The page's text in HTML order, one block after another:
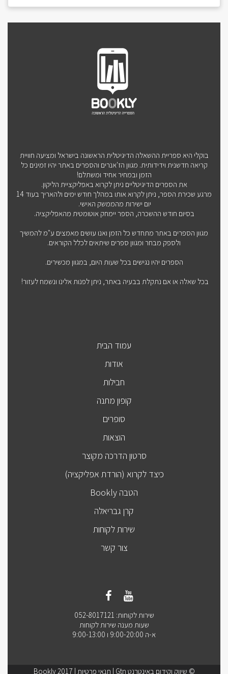
בוקלי היא ספריית ההשאלה הדיגיטלית הראשונה בישראל ומציעה חוויית
קריאה חדשנית וידידותית. מגוון הז'אנרים והספרים באתר יהיו זמינים כל
הזמן ובמחיר אחיד ומשתלם!
את הספרים הדיגיטליים ניתן לקרוא באפליקציית הליקון.
מרגע שכירת הספר, ניתן לקרוא אותו במהלך חודש ימים ולהאריך בעוד 14
יום ישירות מהממשק האישי.
בסיום חודש ההשכרה, הספר יימחק אוטומטית מהאפליקציה.
מגוון הספרים באתר מתחדש כל הזמן ואנו עושים מאמצים ע"מ להמשיך
ולספק מבחר ומגוון ספרים שיתאים לכלל הקוראים.
הספרים יהיו נגישים בכל שעות היום, במגוון מכשירים.
בכל שאלה או אם נתקלת בבעיה באתר, ניתן לפנות אלינו ונשמח לעזור!
עמוד הבית
אודות
חבילות
קופון מתנה
סופרים
הוצאות
סרטון הדרכה מקוצר
כיצד לקרוא (הורדת אפליקציה)
הטבה Bookly
קרן גבריאלה
שירות לקוחות
צור קשר
שירות לקוחות: 052-8017121
שעות מענה שירות לקוחות
א-ה 9:00-20:00 ו 9:00-13:00
© שיווק וקידום באינטרנט Gtn | תנאי פרטיות | Bookly 2017